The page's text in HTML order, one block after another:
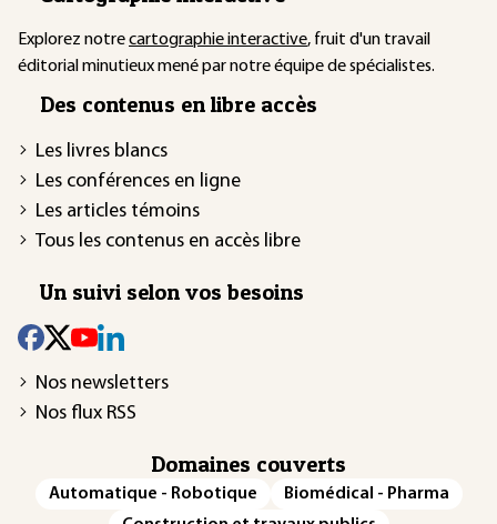
Explorez notrecartographie interactive, fruit d'un travail
éditorial minutieux mené par notre équipe de spécialistes.
Des contenus en libre accès
Les livres blancs
Les conférences en ligne
Les articles témoins
Tous les contenus en accès libre
Un suivi selon vos besoins
Nos newsletters
Nos flux RSS
Domaines couverts
Automatique - Robotique
Biomédical - Pharma